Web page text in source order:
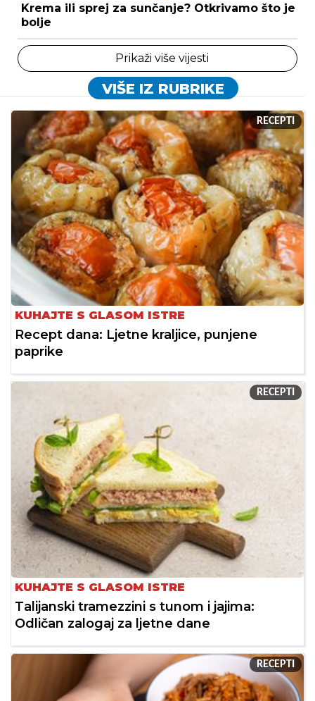
Krema ili sprej za sunčanje? Otkrivamo što je
bolje
Prikaži više vijesti
VIŠE IZ RUBRIKE
RECEPTI
KUHAJTE S GLASOM ISTRE
Recept dana: Ljetne kraljice, punjene
paprike
RECEPTI
KUHAJTE S GLASOM ISTRE
Talijanski tramezzini s tunom i jajima:
Odličan zalogaj za ljetne dane
RECEPTI